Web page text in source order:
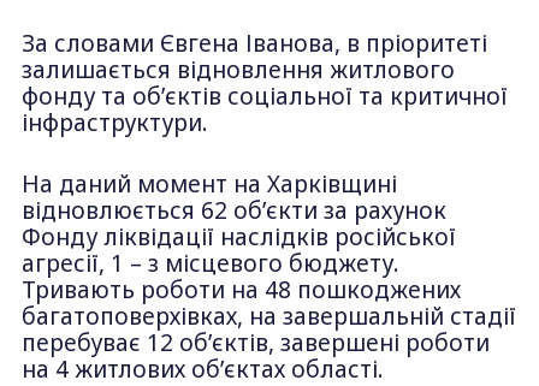
За словами Євгена Іванова, в пріоритеті
залишається відновлення житлового
фонду та об’єктів соціальної та критичної
інфраструктури.
На даний момент на Харківщині
відновлюється 62 об’єкти за рахунок
Фонду ліквідації наслідків російської
агресії, 1 – з місцевого бюджету.
Тривають роботи на 48 пошкоджених
багатоповерхівках, на завершальній стадії
перебуває 12 об’єктів, завершені роботи
на 4 житлових об’єктах області.